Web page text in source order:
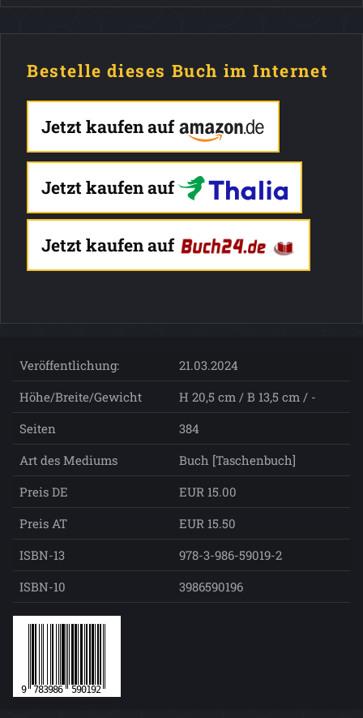
Bestelle dieses Buch im Internet
Jetzt kaufen auf
Jetzt kaufen auf
Jetzt kaufen auf
Veröffentlichung:
21.03.2024
Höhe/Breite/Gewicht
H 20,5 cm / B 13,5 cm / -
Seiten
384
Art des Mediums
Buch [Taschenbuch]
Preis DE
EUR 15.00
Preis AT
EUR 15.50
ISBN-13
978-3-986-59019-2
ISBN-10
3986590196